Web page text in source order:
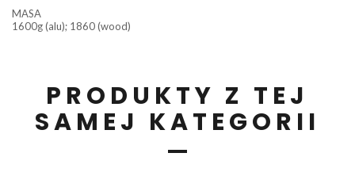
MASA
1600g (alu); 1860 (wood)
PRODUKTY Z TEJ
SAMEJ KATEGORII